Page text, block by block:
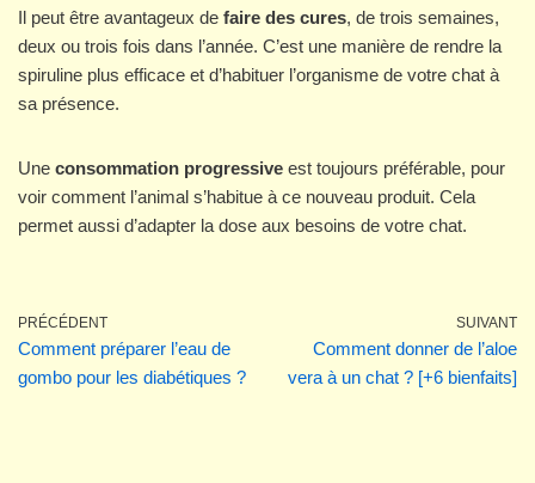
Il peut être avantageux de faire des cures, de trois semaines,
deux ou trois fois dans l’année. C’est une manière de rendre la
spiruline plus efficace et d’habituer l’organisme de votre chat à
sa présence.
Une consommation progressive est toujours préférable, pour
voir comment l’animal s’habitue à ce nouveau produit. Cela
permet aussi d’adapter la dose aux besoins de votre chat.
PRÉCÉDENT
Comment préparer l’eau de
gombo pour les diabétiques ?
SUIVANT
Comment donner de l’aloe
vera à un chat ? [+6 bienfaits]